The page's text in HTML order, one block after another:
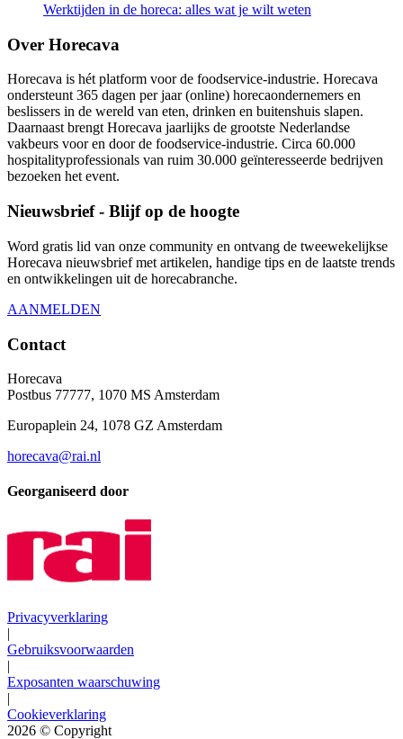
Werktijden in de horeca: alles wat je wilt weten
Over Horecava
Horecava is hét platform voor de foodservice-industrie. Horecava
ondersteunt 365 dagen per jaar (online) horecaondernemers en
beslissers in de wereld van eten, drinken en buitenshuis slapen.
Daarnaast brengt Horecava jaarlijks de grootste Nederlandse
vakbeurs voor en door de foodservice-industrie. Circa 60.000
hospitalityprofessionals van ruim 30.000 geïnteresseerde bedrijven
bezoeken het event.
Nieuwsbrief - Blijf op de hoogte
Word gratis lid van onze community en ontvang de tweewekelijkse
Horecava nieuwsbrief met artikelen, handige tips en de laatste trends
en ontwikkelingen uit de horecabranche.
AANMELDEN
Contact
Horecava
Postbus 77777, 1070 MS Amsterdam
Europaplein 24, 1078 GZ Amsterdam
horecava@rai.nl
Georganiseerd door
Privacyverklaring
|
Gebruiksvoorwaarden
|
Exposanten waarschuwing
|
Cookieverklaring
2026 © Copyright